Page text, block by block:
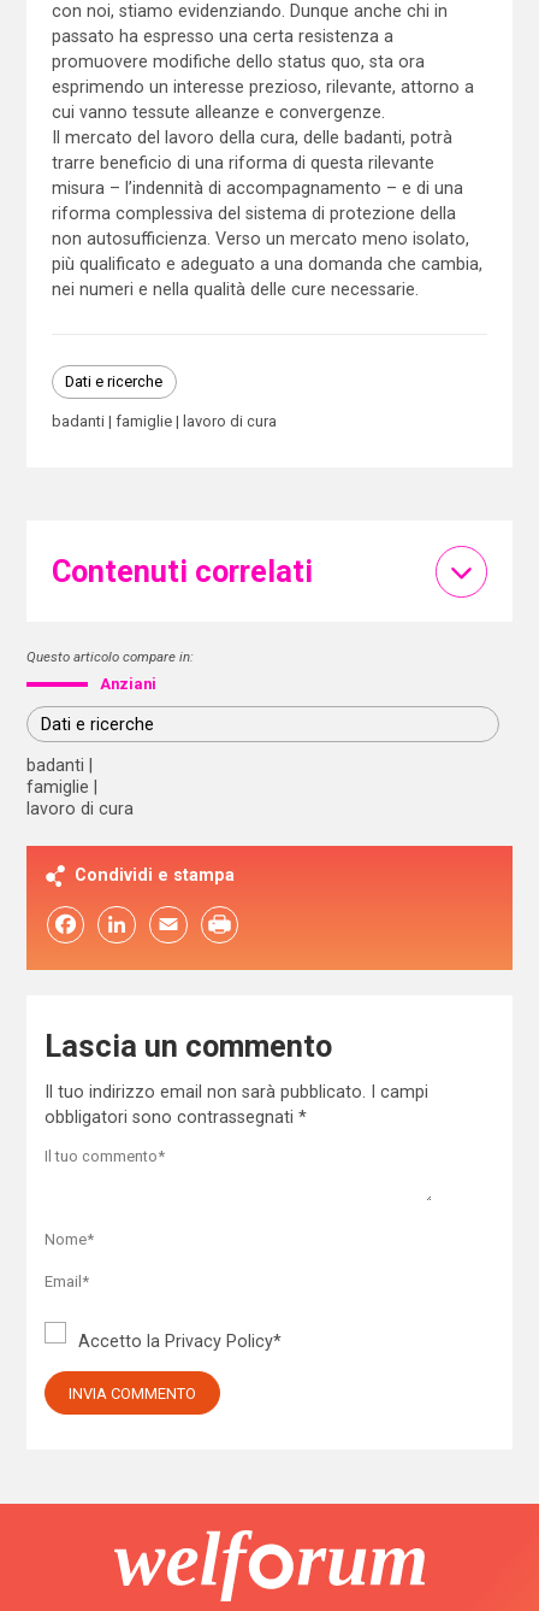
con noi, stiamo evidenziando. Dunque anche chi in
passato ha espresso una certa resistenza a
promuovere modifiche dello status quo, sta ora
esprimendo un interesse prezioso, rilevante, attorno a
cui vanno tessute alleanze e convergenze.
Il mercato del lavoro della cura, delle badanti, potrà
trarre beneficio di una riforma di questa rilevante
misura – l’indennità di accompagnamento – e di una
riforma complessiva del sistema di protezione della
non autosufficienza. Verso un mercato meno isolato,
più qualificato e adeguato a una domanda che cambia,
nei numeri e nella qualità delle cure necessarie.
Dati e ricerche
badanti famiglie lavoro di cura
Contenuti correlati
Questo articolo compare in:
Anziani
Dati e ricerche
badanti
famiglie
lavoro di cura
Condividi e stampa
FacebookLinkedIn Email
Lascia un commento
Il tuo indirizzo email non sarà pubblicato.
I campi
obbligatori sono contrassegnati *
Accetto la Privacy Policy*